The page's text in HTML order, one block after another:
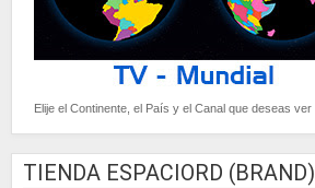
Elije el Continente, el País y el Canal que deseas ver
TIENDA ESPACIORD (BRAND)